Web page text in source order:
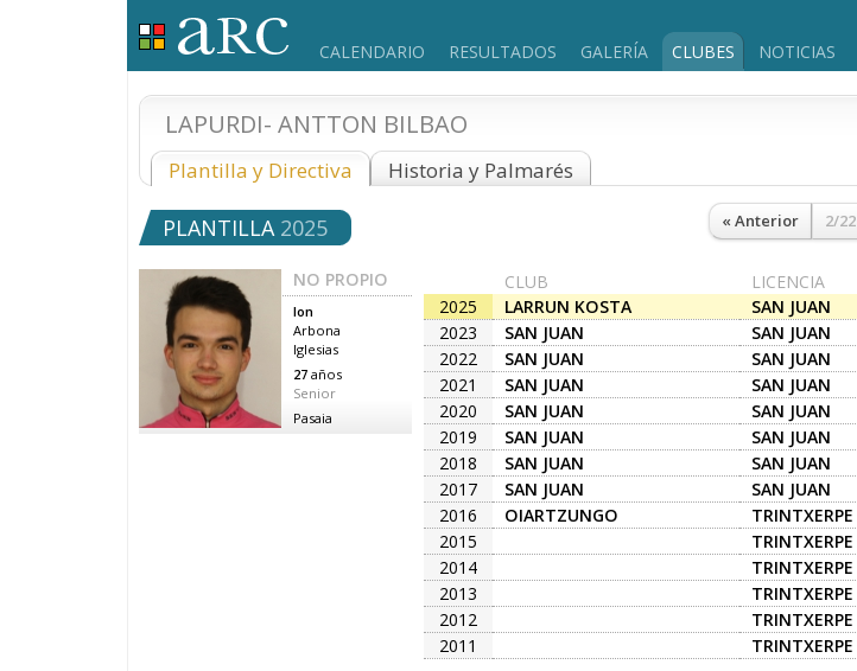
CALENDARIO RESULTADOS GALERÍA CLUBES NOTICIAS
LAPURDI- ANTTON BILBAO
Plantilla y Directiva Historia y Palmarés
« Anterior 2/22
PLANTILLA 2025
NO PROPIO
Ion
Arbona
Iglesias
27 años
Senior
Pasaia
CLUB
LICENCIA
2025
LARRUN KOSTA
ARRAUNKETA KLUBA
SAN JUAN
2023
SAN JUAN
SAN JUAN
2022
SAN JUAN
SAN JUAN
2021
SAN JUAN
SAN JUAN
2020
SAN JUAN
SAN JUAN
2019
SAN JUAN
SAN JUAN
2018
SAN JUAN
SAN JUAN
2017
SAN JUAN
SAN JUAN
2016
OIARTZUNGO
TRINTXERPE
2015
TRINTXERPE
2014
TRINTXERPE
2013
TRINTXERPE
2012
TRINTXERPE
2011
TRINTXERPE